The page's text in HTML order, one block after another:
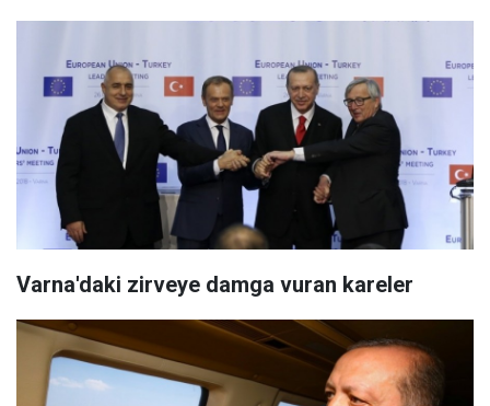
Varna'daki zirveye damga vuran kareler